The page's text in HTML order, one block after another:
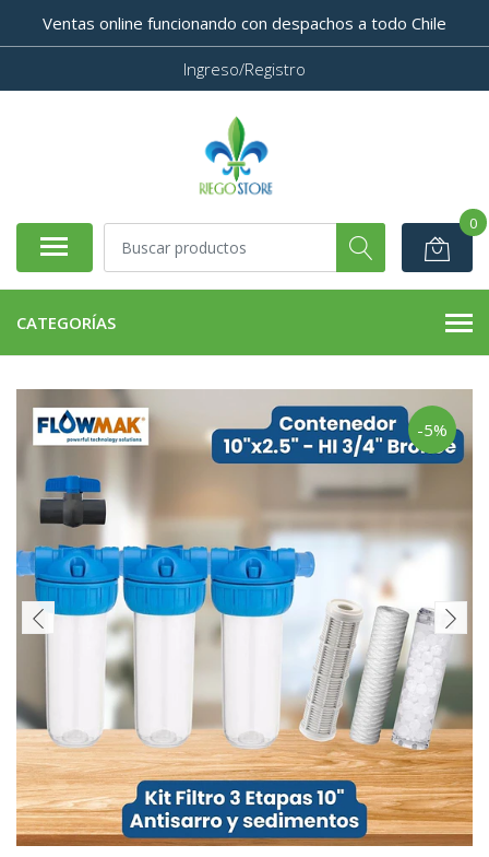
Ventas online funcionando con despachos a todo Chile
Ingreso/Registro
0
CATEGORÍAS
-5%